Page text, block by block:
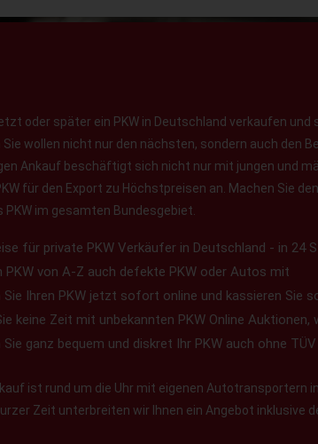
oder später ein PKW in Deutschland verkaufen
Sie wollen nicht nur den nächsten, sondern auch den
Ankauf beschäftigt sich nicht nur mit jungen und
für den Export zu Höchstpreisen an. Machen Sie
PKW im gesamten Bundesgebiet.
für private PKW Verkäufer in Deutschland - in 24
PKW von A-Z auch defekte PKW oder Autos mit
Sie Ihren PKW jetzt sofort online und kassieren Sie
keine Zeit mit unbekannten PKW Online
ganz bequem und diskret Ihr PKW auch ohne
ist rund um die Uhr mit eigenen Autotransportern
Zeit unterbreiten wir Ihnen ein Angebot inklusive